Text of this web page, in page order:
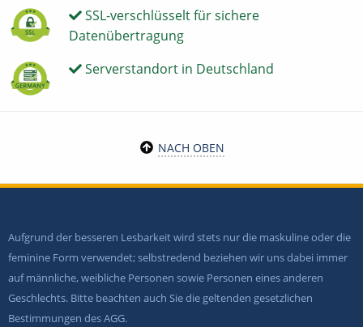
SSL-verschlüsselt für sichere
Datenübertragung
Serverstandort in Deutschland
NACH OBEN
Aufgrund der besseren Lesbarkeit wird stets nur die maskuline oder die
feminine Form verwendet; selbstredend beziehen wir uns dabei immer
auf männliche, weibliche Personen sowie Personen eines anderen
Geschlechts. Bitte beachten auch Sie die geltenden gesetzlichen
Bestimmungen des AGG.